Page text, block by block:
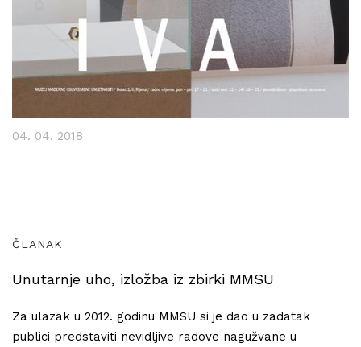
04. 04. 2018
ČLANAK
Unutarnje uho, izložba iz zbirki MMSU
Za ulazak u 2012. godinu MMSU si je dao u zadatak
publici predstaviti nevidljive radove nagužvane u